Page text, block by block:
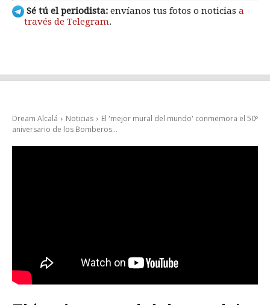
Sé tú el periodista: envíanos tus fotos o noticias a
través de Telegram.